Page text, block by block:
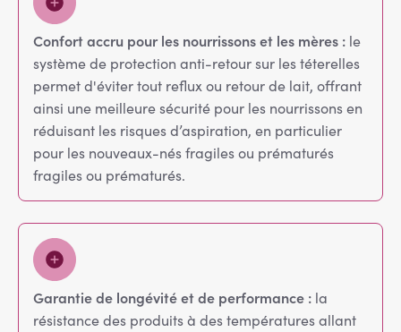
Confort accru pour les nourrissons et les mères : le
système de protection anti-retour sur les téterelles
permet d'éviter tout reflux ou retour de lait, offrant
ainsi une meilleure sécurité pour les nourrissons en
réduisant les risques d’aspiration, en particulier
pour les nouveaux-nés fragiles ou prématurés
fragiles ou prématurés.
Garantie de longévité et de performance : la
résistance des produits à des températures allant